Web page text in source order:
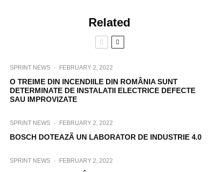
Related
SPRINT NEWS · FEBRUARY 2, 2022
O TREIME DIN INCENDIILE DIN ROMÂNIA SUNT
DETERMINATE DE INSTALATII ELECTRICE DEFECTE
SAU IMPROVIZATE
SPRINT NEWS · FEBRUARY 2, 2022
BOSCH DOTEAZÃ UN LABORATOR DE INDUSTRIE 4.0
SPRINT NEWS · FEBRUARY 2, 2022